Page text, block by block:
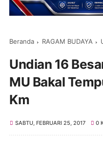
Beranda RAGAM BUDAYA
Undian 16
MU Bakal
Km
SABTU, FEBRUARI 25, 2017 0